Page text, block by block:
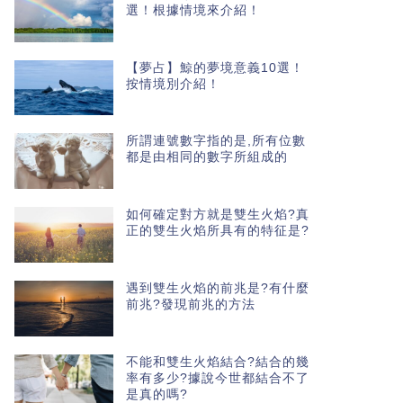
選！根據情境來介紹！
【夢占】鯨的夢境意義10選！
按情境別介紹！
所謂連號數字指的是,所有位數
都是由相同的數字所組成的
如何確定對方就是雙生火焰?真
正的雙生火焰所具有的特征是?
遇到雙生火焰的前兆是?有什麼
前兆?發現前兆的方法
不能和雙生火焰結合?結合的幾
率有多少?據說今世都結合不了
是真的嗎?